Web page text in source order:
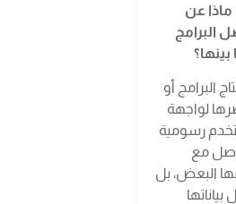
عن
البرامج
بينها؟
البرامج أو
لواجهة
رسومية
مع
البعض، بل
بياناتها